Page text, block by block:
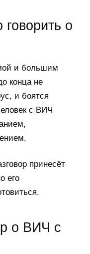
о
и большим
конца не
и боятся
с ВИЧ
принесёт
его
о ВИЧ с